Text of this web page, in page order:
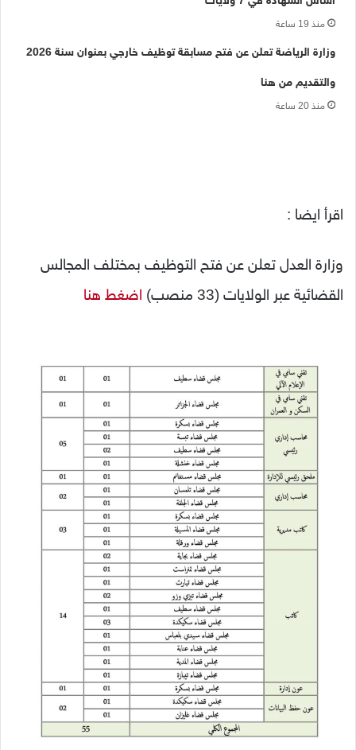
منذ 19 ساعة
وزارة الرياضة تعلن عن فتح مسابقة توظيف خارجي بعنوان سنة 2026
والتقديم من هنا
منذ 20 ساعة
اقرأ ايضا :
وزارة العدل تعلن عن فتح التوظيف بمختلف المجالس
القضائية عبر الولايات (33 منصب)
اضغط هنا